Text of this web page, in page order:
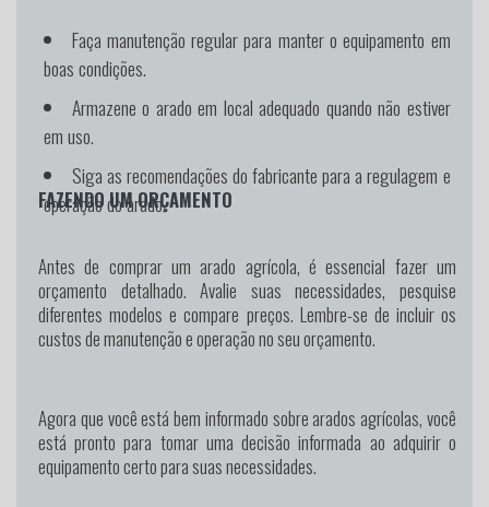
Faça manutenção regular para manter o equipamento em
boas condições.
Armazene o arado em local adequado quando não estiver
em uso.
Siga as recomendações do fabricante para a regulagem e
operação do arado.
FAZENDO UM ORÇAMENTO
Antes de comprar um arado agrícola, é essencial fazer um
orçamento detalhado. Avalie suas necessidades, pesquise
diferentes modelos e compare preços. Lembre-se de incluir os
custos de manutenção e operação no seu orçamento.
Agora que você está bem informado sobre arados agrícolas, você
está pronto para tomar uma decisão informada ao adquirir o
equipamento certo para suas necessidades.